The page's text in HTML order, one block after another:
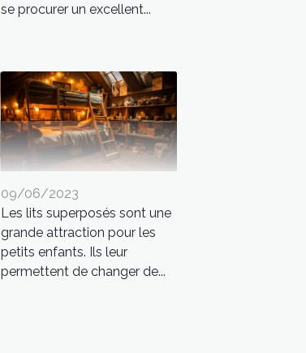
se procurer un excellent...
09/06/2023
Les lits superposés sont une
grande attraction pour les
petits enfants. Ils leur
permettent de changer de...